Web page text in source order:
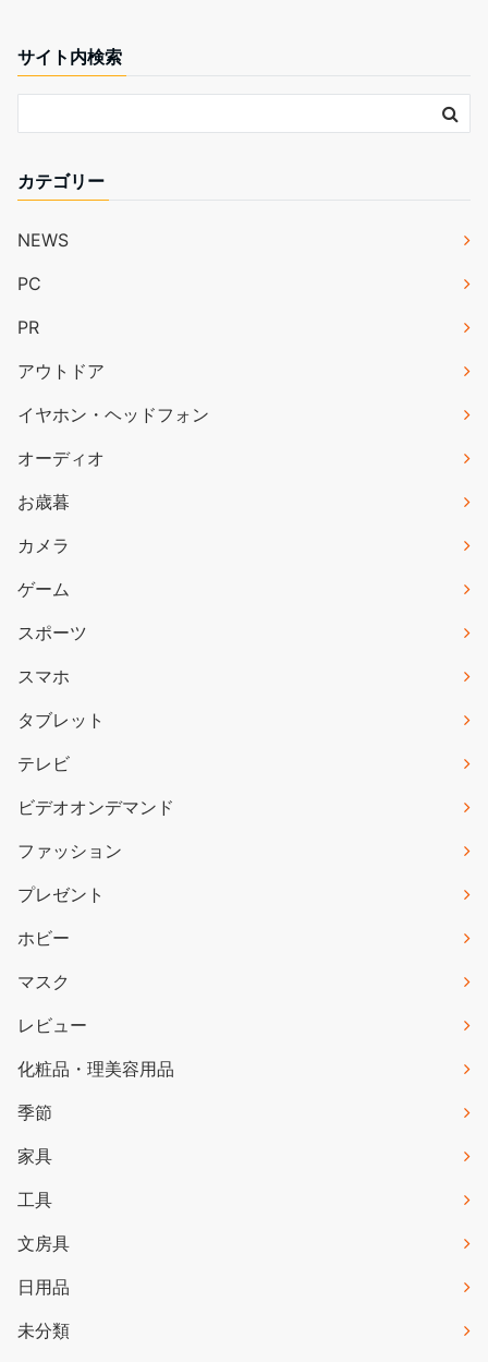
サイト内検索
カテゴリー
NEWS
PC
PR
アウトドア
イヤホン・ヘッドフォン
オーディオ
お歳暮
カメラ
ゲーム
スポーツ
スマホ
タブレット
テレビ
ビデオオンデマンド
ファッション
プレゼント
ホビー
マスク
レビュー
化粧品・理美容用品
季節
家具
工具
文房具
日用品
未分類